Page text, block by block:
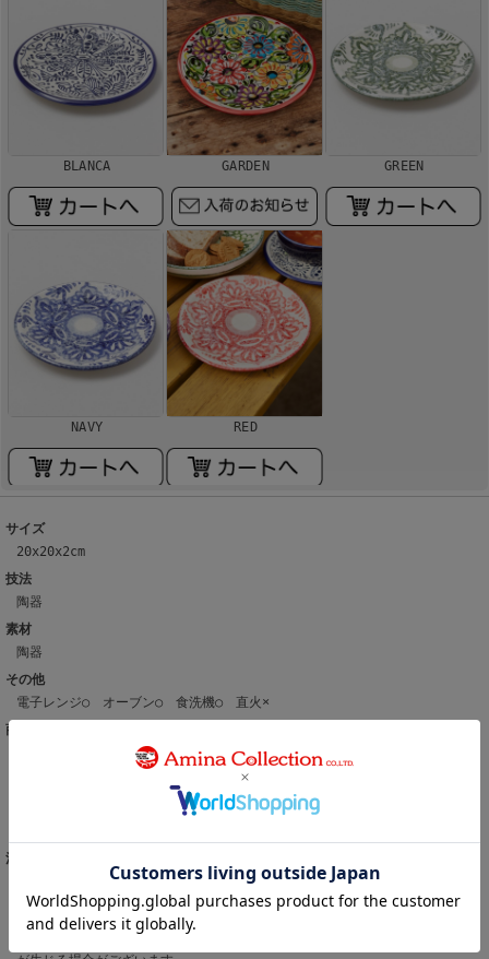
BLANCA GARDEN GREEN
NAVY RED
サイズ
20x20x2cm
技法
陶器
素材
陶器
その他
電子レンジ○ オーブン○ 食洗機○ 直火×
商品仕様
日本初上陸となる、スペインの歴史ある工房「IVANROS（イバンロス）社」
豊かな土壌とそこで取れる粘土、照りつける太陽、アンダルシアの感性、熟
練の職人たち、ひとつひとつのハンドペイント。
注意事項
こちらの商品は職人による手作りとなります。 ◆生地の取り方により1点1点
柄の出方・配置、形や色に誤差が生じる場合があります。 ◆オンラインショ
ップで販売している商品は、実店舗と在庫を共有しています。 ◆お客様のP